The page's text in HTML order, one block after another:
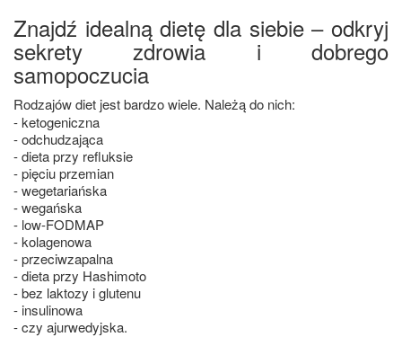
Znajdź idealną dietę dla siebie – odkryj
sekrety zdrowia i dobrego
samopoczucia
Rodzajów diet jest bardzo wiele. Należą do nich:
- ketogeniczna
- odchudzająca
- dieta przy refluksie
- pięciu przemian
- wegetariańska
- wegańska
- low-FODMAP
- kolagenowa
- przeciwzapalna
- dieta przy Hashimoto
- bez laktozy i glutenu
- insulinowa
- czy ajurwedyjska.